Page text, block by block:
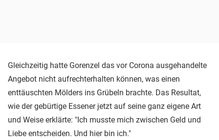
Gleichzeitig hatte Gorenzel das vor Corona ausgehandelte
Angebot nicht aufrechterhalten können, was einen
enttäuschten Mölders ins Grübeln brachte. Das Resultat,
wie der gebürtige Essener jetzt auf seine ganz eigene Art
und Weise erklärte: "Ich musste mich zwischen Geld und
Liebe entscheiden. Und hier bin ich."